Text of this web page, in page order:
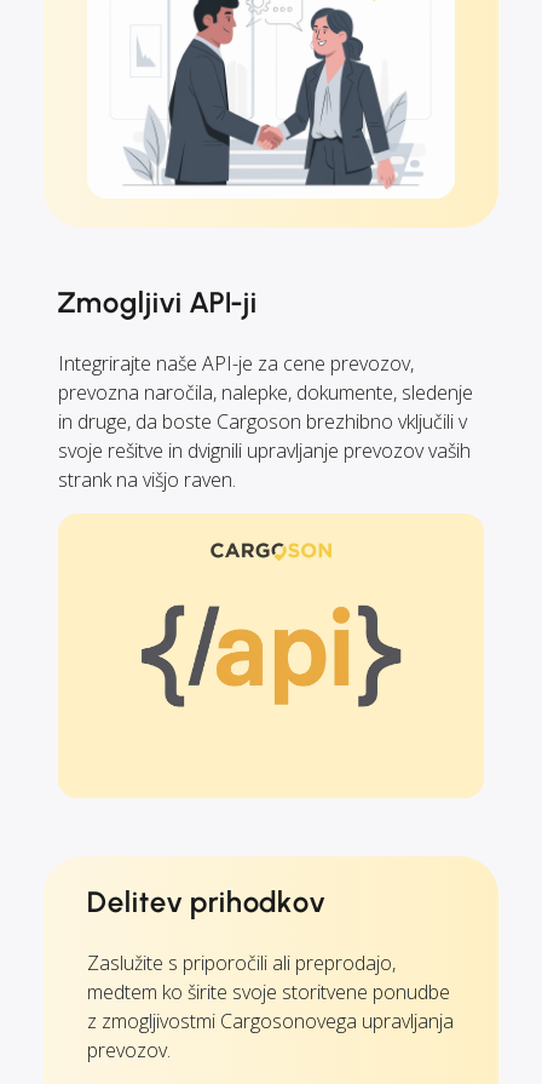
Zmogljivi API-ji
Integrirajte naše API-je za cene prevozov,
prevozna naročila, nalepke, dokumente, sledenje
in druge, da boste Cargoson brezhibno vključili v
svoje rešitve in dvignili upravljanje prevozov vaših
strank na višjo raven.
Delitev prihodkov
Zaslužite s priporočili ali preprodajo,
medtem ko širite svoje storitvene ponudbe
z zmogljivostmi Cargosonovega upravljanja
prevozov.